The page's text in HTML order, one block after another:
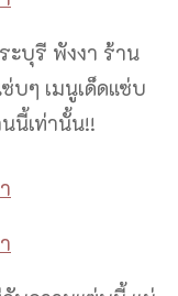
บุรี พังงา ร้าน
บๆ เมนูเด็ดแซ่บ
นี้เท่านั้น!!